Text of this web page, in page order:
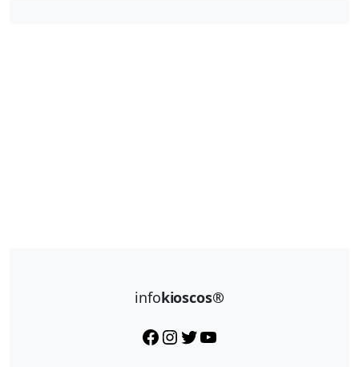
infokioscos®
Facebook InstagramTwitter YouTube